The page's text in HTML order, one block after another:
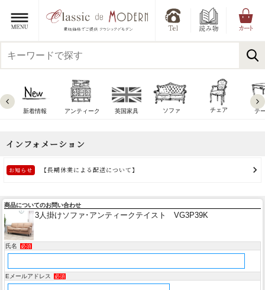
新着情報 アンティーク 英国家具 ソファ チェア テ
商品についてのお問い合わせ
3人掛けソファ･アンティークテイスト VG3P39K
氏名 必須
Eメールアドレス 必須